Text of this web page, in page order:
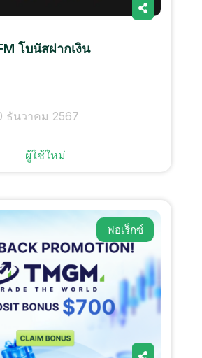
โบนัสฝากเงิน
ธันวาคม 2567
ผู้ใช้ใหม่
ฟอเร็กซ์